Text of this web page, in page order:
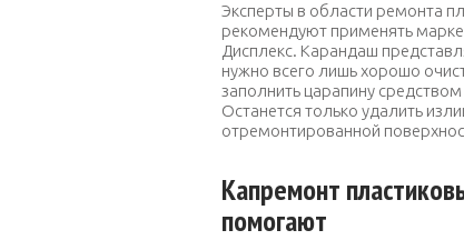
Эксперты в области ремонта
рекомендуют применять
Дисплекс. Карандаш
нужно всего лишь хорошо
заполнить царапину
Останется только удалить
отремонтированной
Капремонт
помогают